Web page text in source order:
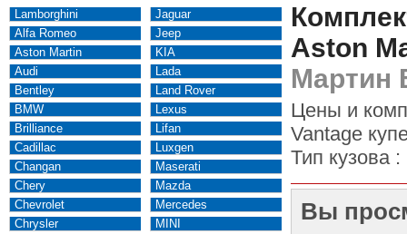
Lamborghini
Alfa Romeo
Aston Martin
Audi
Bentley
BMW
Brilliance
Cadillac
Changan
Chery
Chevrolet
Chrysler
Jaguar
Jeep
KIA
Lada
Land Rover
Lexus
Lifan
Luxgen
Maserati
Mazda
Mercedes
MINI
Aston
Мартин
Цены и
Vantage
Тип кузова :
Вы